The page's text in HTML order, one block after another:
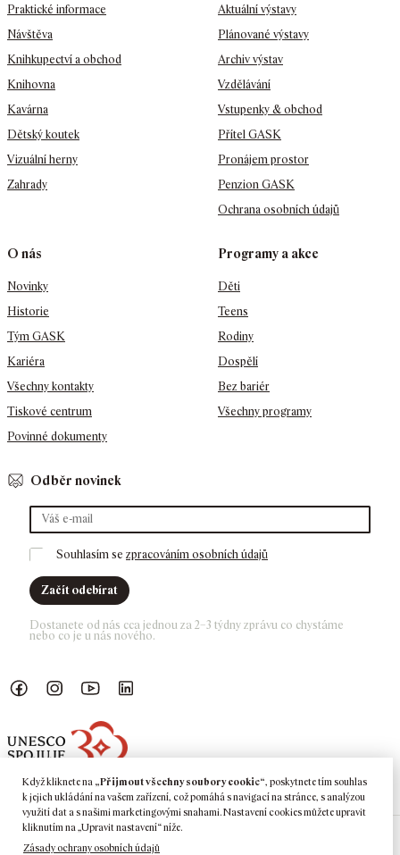
Když kliknete na „Přijmout všechny soubory cookie“, poskytnete tím souhlas
k jejich ukládání na vašem zařízení, což pomáhá s navigací na stránce, s analýzou
využití dat a s našimi marketingovými snahami. Nastavení cookies můžete upravit
kliknutím na „Upravit nastavení“ níže.
Zásady ochrany osobních údajů
Praktické informace
Návštěva
Knihkupectví a obchod
Knihovna
Kavárna
Dětský koutek
Vizuální herny
Zahrady
Aktuální výstavy
Plánované výstavy
Archiv výstav
Vzdělávání
Vstupenky & obchod
Přítel GASK
Pronájem prostor
Penzion GASK
Ochrana osobních údajů
O nás
Novinky
Historie
Tým GASK
Kariéra
Všechny kontakty
Tiskové centrum
Povinné dokumenty
Programy a akce
Děti
Teens
Rodiny
Dospělí
Bez bariér
Všechny programy
Odběr novinek
Souhlasím se zpracováním osobních údajů
Začít odebírat
Dostanete od nás cca jednou za 2–3 týdny zprávu co chystáme
nebo co je u nás nového.
Náš FacebookGASK InstagramGASK YouTube kanál
2026GASKKutná Hora · Barborská 51–53, 284 01 Kutná Hora ·